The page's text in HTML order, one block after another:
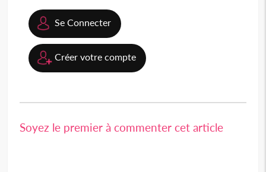
Se Connecter
Créer votre compte
Soyez le premier à commenter cet article